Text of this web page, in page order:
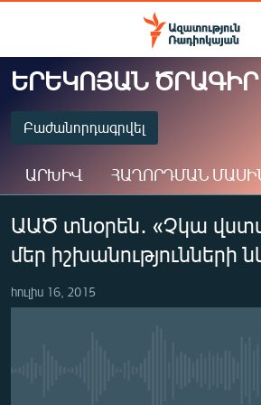
Մատչելիության
Անցնել
հիմնական
բովանդակությանը
Անցնել
մենյուին
Որոնում
ԱԶԱՏՈՒԹՅՈՒՆ TV
ՀԱՅԱՍՏԱՆ
ԸՆՏՐՈՒԹՅՈՒՆՆԵՐ 2026
ԻՐԱՎՈՒՆՔ
ՀԱՍԱՐԱԿՈՒԹՅՈՒՆ
ՏՆՏԵՍՈՒԹՅՈՒՆ
ԵՐԵԿՈՅԱՆ ԾՐԱԳԻՐ
Բաժանորդագրվել
Spotify
ԱՐԽԻՎ ՀԱՂՈՐԴՄԱՆ
ԱԱԾ տնօրեն․ «Չկա
մեր իշխանությունների
հուլիս 16, 2015